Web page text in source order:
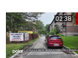
02:38